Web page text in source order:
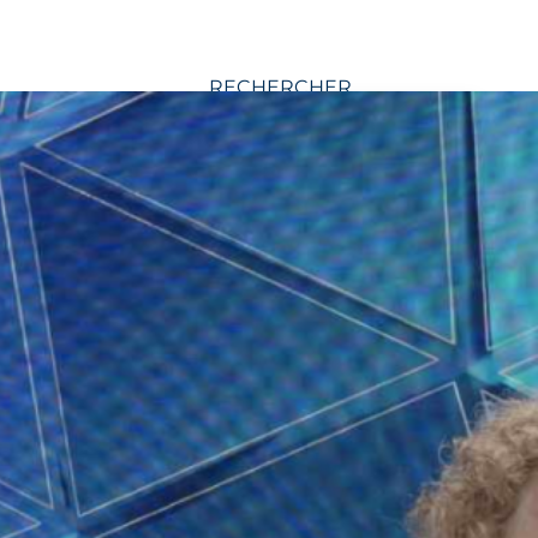
RECHERCHER
CATÉGORIES D’ARTICLE :
Aidant
Application et
logiciel
Arts
Association